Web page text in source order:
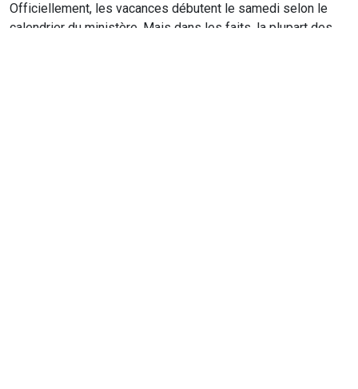
Officiellement, les vacances débutent le samedi selon le
calendrier du ministère. Mais dans les faits, la plupart des